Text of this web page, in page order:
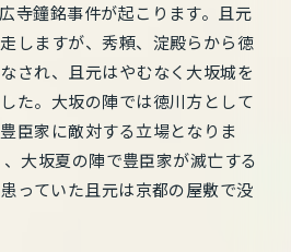
寺鐘銘事件が起こります。且元
しますが、秀頼、淀殿らから徳
され、且元はやむなく大坂城を
た。大坂の陣では徳川方として
臣家に敵対する立場となりま
大坂夏の陣で豊臣家が滅亡する
っていた且元は京都の屋敷で没